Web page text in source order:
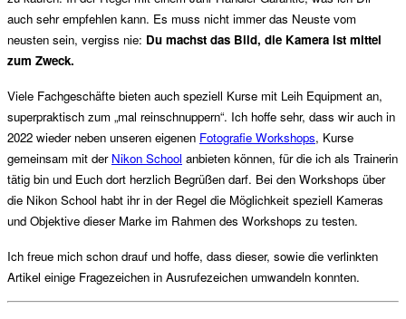
auch sehr empfehlen kann. Es muss nicht immer das Neuste vom
neusten sein, vergiss nie: Du machst das Bild, die Kamera ist mittel
zum Zweck.
Viele Fachgeschäfte bieten auch speziell Kurse mit Leih Equipment an,
superpraktisch zum „mal reinschnuppern“. Ich hoffe sehr, dass wir auch in
2022 wieder neben unseren eigenen Fotografie Workshops, Kurse
gemeinsam mit der Nikon School anbieten können, für die ich als Trainerin
tätig bin und Euch dort herzlich Begrüßen darf. Bei den Workshops über
die Nikon School habt ihr in der Regel die Möglichkeit speziell Kameras
und Objektive dieser Marke im Rahmen des Workshops zu testen.
Ich freue mich schon drauf und hoffe, dass dieser, sowie die verlinkten
Artikel einige Fragezeichen in Ausrufezeichen umwandeln konnten.